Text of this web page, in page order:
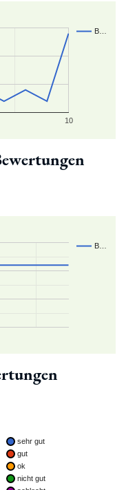
B…
10
B…
sehr gut
gut
ok
nicht gut